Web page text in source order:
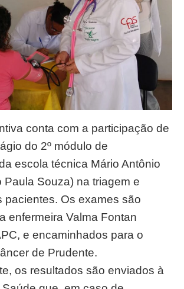
conta com a participação de
do 2º módulo de
escola técnica Mário Antônio
Paula Souza) na triagem e
pacientes. Os exames são
enfermeira Valma Fontan
e encaminhados para o
de Prudente.
os resultados são enviados à